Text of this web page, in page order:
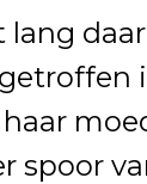
lang
spoor